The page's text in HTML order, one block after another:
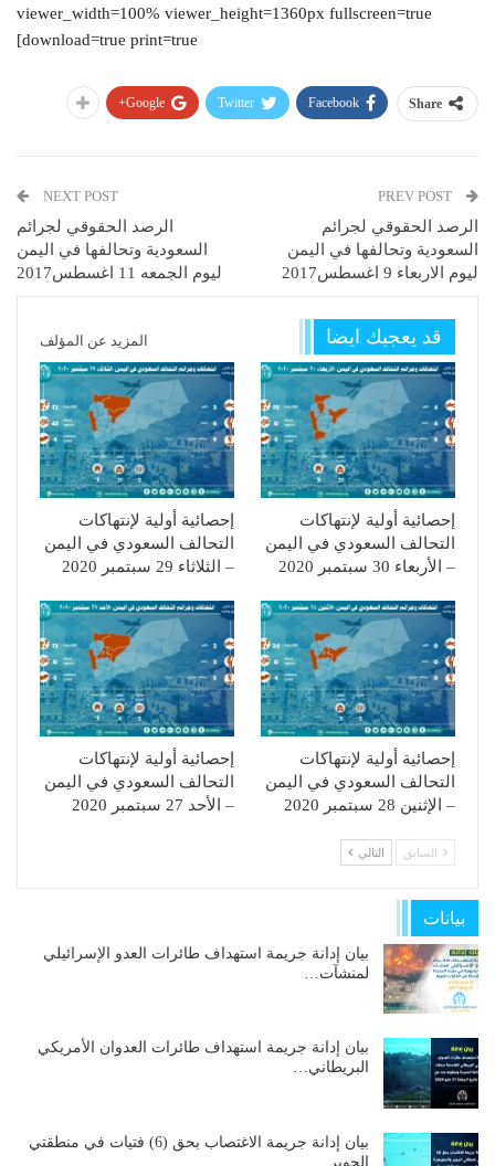
viewer_width=100% viewer_height=1360px fullscreen=true
download=true print=true]
Share
Facebook
Twitter
Google+
الرصد الحقوقي لجرائم
السعودية وتحالفها في اليمن
ليوم الاربعاء 9 اغسطس2017
NEXT POST
الرصد الحقوقي لجرائم
السعودية وتحالفها في اليمن
ليوم الجمعه 11 اغسطس2017
قد يعجبك ايضا المزيد عن المؤلف
إحصائية أولية لإنتهاكات
التحالف السعودي في اليمن
– الأربعاء 30 سبتمبر 2020
إحصائية أولية لإنتهاكات
التحالف السعودي في اليمن
– الثلاثاء 29 سبتمبر 2020
إحصائية أولية لإنتهاكات
التحالف السعودي في اليمن
– الإثنين 28 سبتمبر 2020
إحصائية أولية لإنتهاكات
التحالف السعودي في اليمن
– الأحد 27 سبتمبر 2020
السابق التالي
بيانات
بيان إدانة جريمة استهداف طائرات العدو الإسرائيلي
لمنشآت…
بيان إدانة جريمة استهداف طائرات العدوان الأمريكي
البريطاني…
بيان إدانة جريمة الاغتصاب بحق (6) فتيات في منطقتي
الجوير…